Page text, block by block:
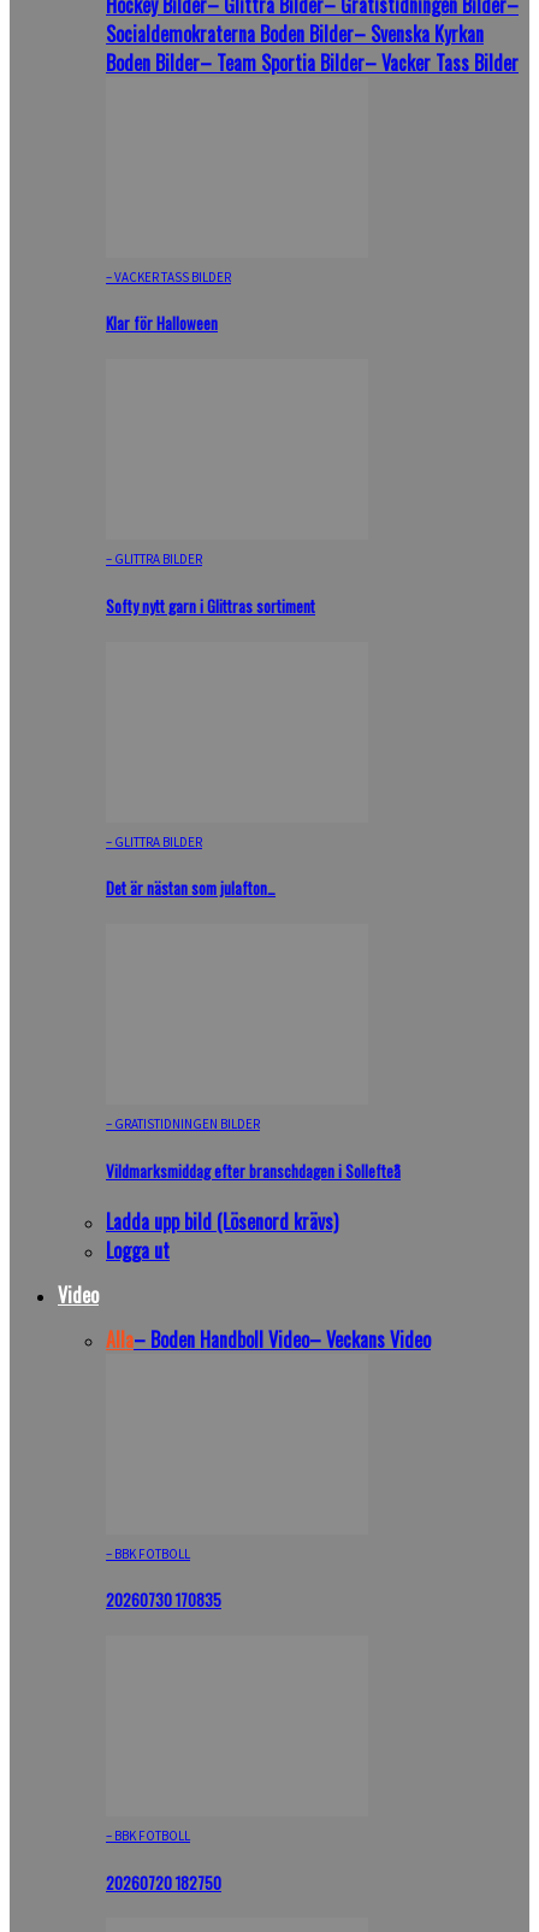
Socialdemokraterna Boden Bilder– Svenska Kyrkan
Boden Bilder– Team Sportia Bilder– Vacker Tass Bilder
– VACKER TASS BILDER
Klar för Halloween
– GLITTRA BILDER
Softy nytt garn i Glittras sortiment
– GLITTRA BILDER
Det är nästan som julafton…
– GRATISTIDNINGEN BILDER
Vildmarksmiddag efter branschdagen i Sollefteå
Ladda upp bild (Lösenord krävs)
Logga ut
Video
Alla– Boden Handboll Video– Veckans Video
– BBK FOTBOLL
20260730 170835
– BBK FOTBOLL
20260720 182750